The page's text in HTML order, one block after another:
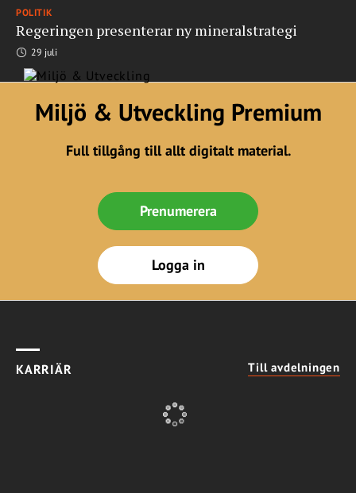
POLITIK
Regeringen presenterar ny mineralstrategi
29 juli
Miljö & Utveckling Premium
Full tillgång till allt digitalt material.
Prenumerera
Logga in
KARRIÄR Till avdelningen